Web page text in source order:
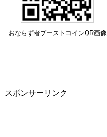
おならず者ブーストコインQR画像
スポンサーリンク